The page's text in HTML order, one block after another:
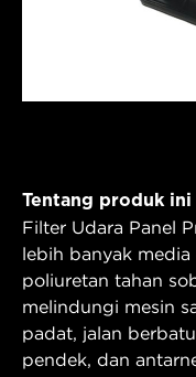
Tentang produk ini
Filter Udara Panel
lebih banyak media
poliuretan tahan
melindungi mesin
padat, jalan
pendek, dan